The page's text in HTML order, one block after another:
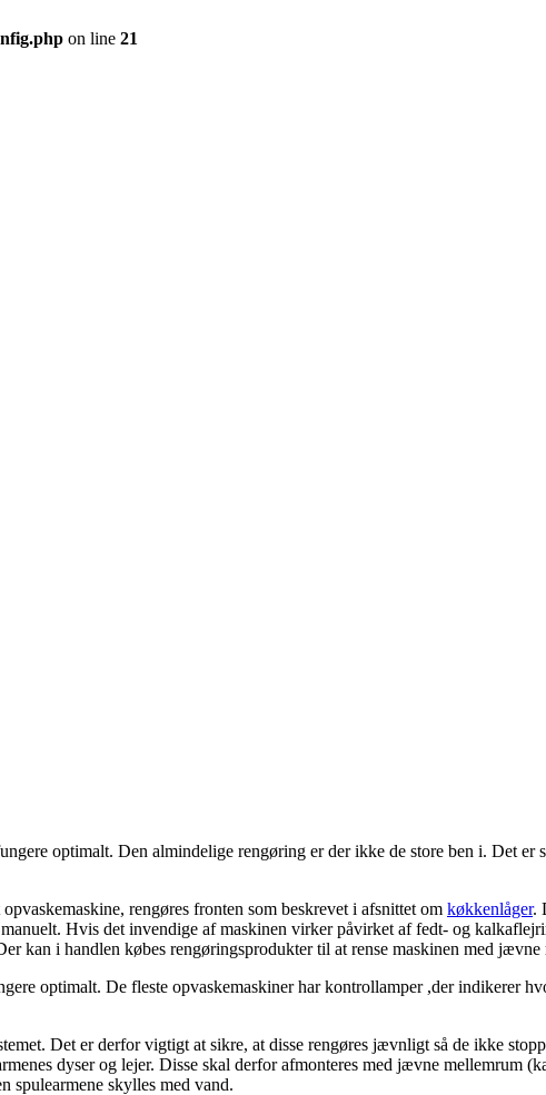
on line 21
optimalt. Den almindelige rengøring er der ikke de store ben i. Det er
rengøres fronten som beskrevet i afsnittet om køkkenlåger.
Hvis det invendige af maskinen virker påvirket af fedt- og
kan i handlen købes rengøringsprodukter til at rense maskinen med jævne
optimalt. De fleste opvaskemaskiner har kontrollamper ,der indikerer
Det er derfor vigtigt at sikre, at disse rengøres jævnligt så de ikke
dyser og lejer. Disse skal derfor afmonteres med jævne mellemrum
spulearmene skylles med vand.